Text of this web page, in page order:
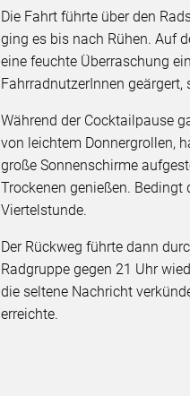
Die Fahrt führte über den
ging es bis nach Rühen. Auf
eine feuchte Überraschung
FahrradnutzerInnen geärgert,
Während der Cocktailpause
von leichtem Donnergrollen,
große Sonnenschirme
Trockenen genießen.
Viertelstunde.
Der Rückweg führte dann
Radgruppe gegen 21 Uhr
die seltene Nachricht
erreichte.